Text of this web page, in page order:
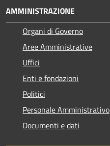
AMMINISTRAZIONE
Organi di Governo
Aree Amministrative
Uffici
Enti e fondazioni
Politici
Personale Amministrativo
Documenti e dati